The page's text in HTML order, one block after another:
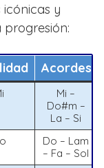
y
progresión:
Acordes
Mi –
Do#m –
La – Si
Do – Lam
– Fa – Sol